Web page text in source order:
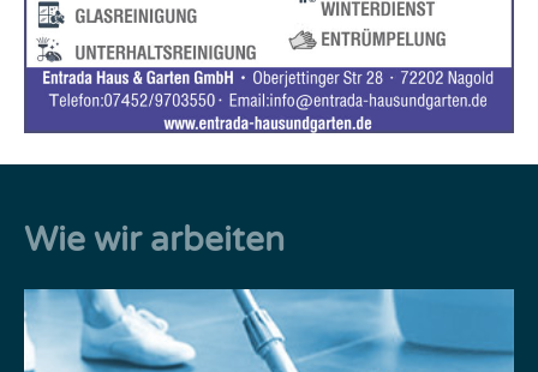
Wie wir arbeiten